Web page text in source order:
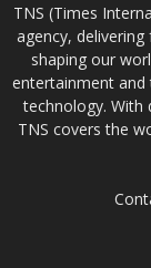
TNS (Times
agency,
shaping our
entertainment and
technology. With
TNS covers the